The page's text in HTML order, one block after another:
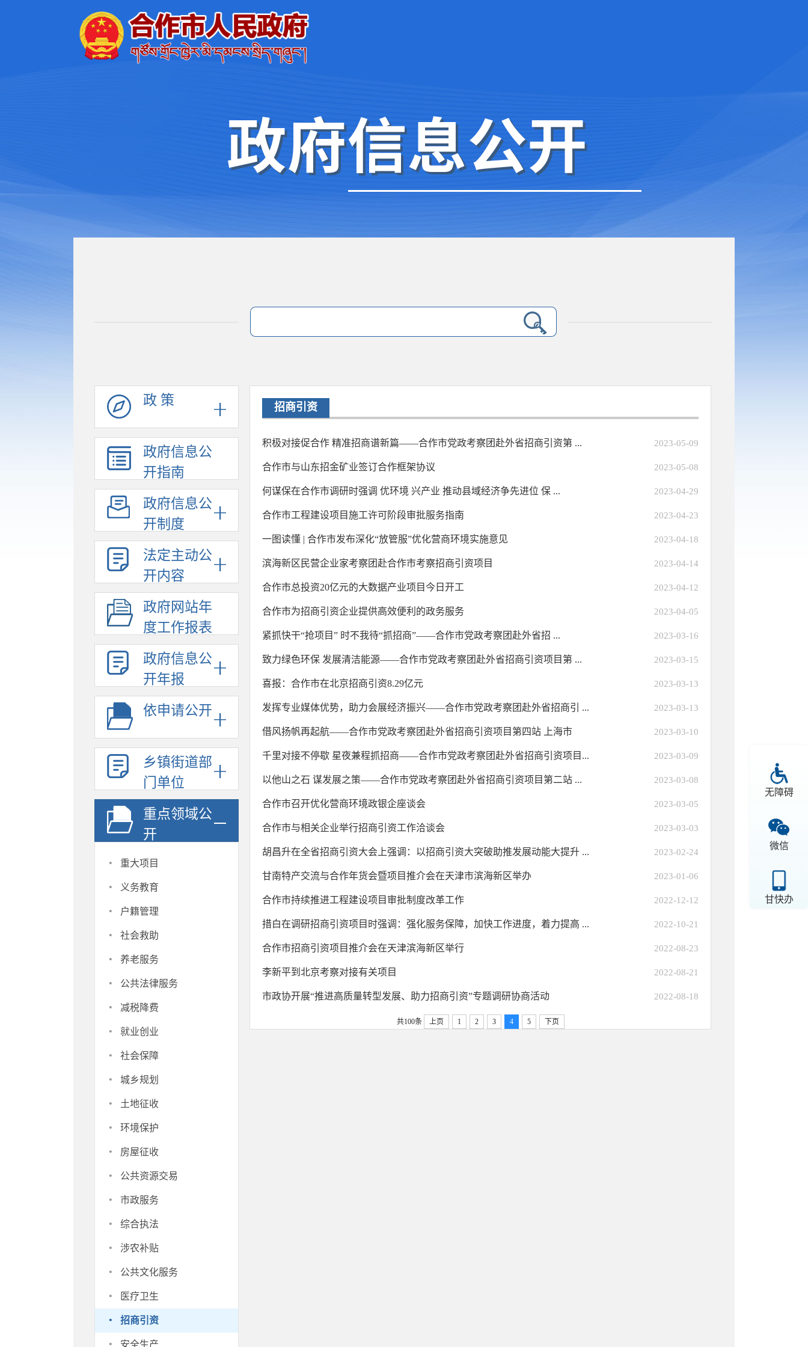
无障碍
微信
甘快办
政 策
政府信息公
开指南
政府信息公
开制度
法定主动公
开内容
政府网站年
度工作报表
政府信息公
开年报
依申请公开
乡镇街道部
门单位
重点领域公
开
· 重大项目
· 义务教育
· 户籍管理
· 社会救助
· 养老服务
· 公共法律服务
· 减税降费
· 就业创业
· 社会保障
· 城乡规划
· 土地征收
· 环境保护
· 房屋征收
· 公共资源交易
· 市政服务
· 综合执法
· 涉农补贴
· 公共文化服务
· 医疗卫生
· 招商引资
安全生产
招商引资
积极对接促合作 精准招商谱新篇——合作市党政考察团赴外省招商引资第 ... 2023-05-09
合作市与山东招金矿业签订合作框架协议 2023-05-08
何谋保在合作市调研时强调 优环境 兴产业 推动县域经济争先进位 保 ... 2023-04-29
合作市工程建设项目施工许可阶段审批服务指南 2023-04-23
一图读懂 | 合作市发布深化“放管服”优化营商环境实施意见 2023-04-18
滨海新区民营企业家考察团赴合作市考察招商引资项目 2023-04-14
合作市总投资20亿元的大数据产业项目今日开工 2023-04-12
合作市为招商引资企业提供高效便利的政务服务 2023-04-05
紧抓快干“抢项目” 时不我待“抓招商”——合作市党政考察团赴外省招 ... 2023-03-16
致力绿色环保 发展清洁能源——合作市党政考察团赴外省招商引资项目第 ... 2023-03-15
喜报：合作市在北京招商引资8.29亿元 2023-03-13
发挥专业媒体优势，助力会展经济振兴——合作市党政考察团赴外省招商引 ... 2023-03-13
借风扬帆再起航——合作市党政考察团赴外省招商引资项目第四站 上海市 2023-03-10
千里对接不停歇 星夜兼程抓招商——合作市党政考察团赴外省招商引资项目... 2023-03-09
以他山之石 谋发展之策——合作市党政考察团赴外省招商引资项目第二站 ... 2023-03-08
合作市召开优化营商环境政银企座谈会 2023-03-05
合作市与相关企业举行招商引资工作洽谈会 2023-03-03
胡昌升在全省招商引资大会上强调：以招商引资大突破助推发展动能大提升 ... 2023-02-24
甘南特产交流与合作年货会暨项目推介会在天津市滨海新区举办 2023-01-06
合作市持续推进工程建设项目审批制度改革工作 2022-12-12
措白在调研招商引资项目时强调：强化服务保障，加快工作进度，着力提高 ... 2022-10-21
合作市招商引资项目推介会在天津滨海新区举行 2022-08-23
李新平到北京考察对接有关项目 2022-08-21
市政协开展“推进高质量转型发展、助力招商引资”专题调研协商活动 2022-08-18
共100条 上页 1 2 3 4 5 下页